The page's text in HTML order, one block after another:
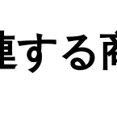
する